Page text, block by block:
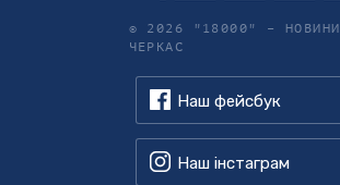
© 2026 "18000" – НОВИНИ
ЧЕРКАС
Наш фейсбук
Наш інстаграм